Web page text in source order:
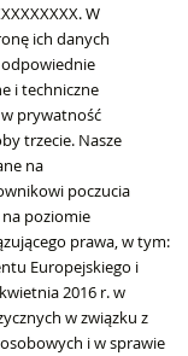
W
ich danych
i techniczne
prywatność
trzecie. Nasze
na
poczucia
na poziomie
prawa, w tym:
Europejskiego i
2016 r. w
w związku z
i w sprawie